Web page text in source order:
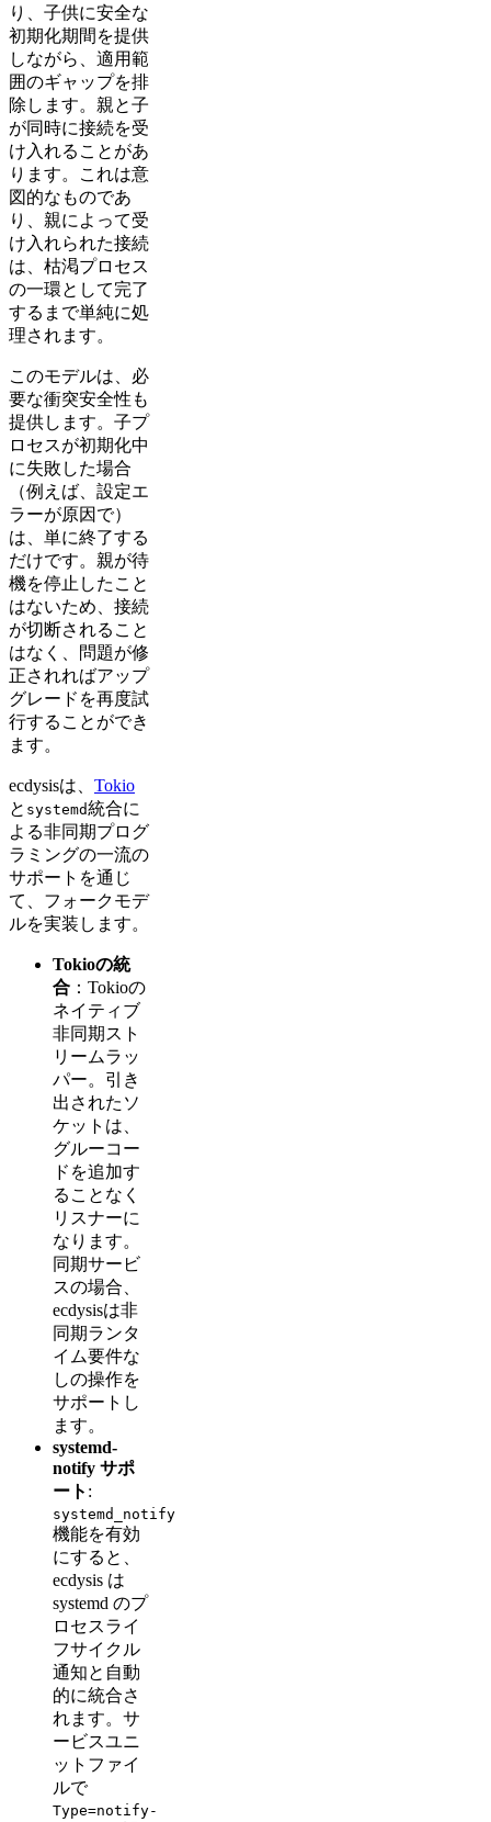
り、子供に安全な
初期化期間を提供
しながら、適用範
囲のギャップを排
除します。親と子
が同時に接続を受
け入れることがあ
ります。これは意
図的なものであ
り、親によって受
け入れられた接続
は、枯渇プロセス
の一環として完了
するまで単純に処
理されます。
このモデルは、必
要な衝突安全性も
提供します。子プ
ロセスが初期化中
に失敗した場合
（例えば、設定エ
ラーが原因で）
は、単に終了する
だけです。親が待
機を停止したこと
はないため、接続
が切断されること
はなく、問題が修
正されればアップ
グレードを再度試
行することができ
ます。
ecdysisは、 Tokio
と systemd統合に
よる非同期プログ
ラミングの一流の
サポートを通じ
て、フォークモデ
ルを実装します。
Tokioの統
合 ：Tokioの
ネイティブ
非同期スト
リームラッ
パー。引き
出されたソ
ケットは、
グルーコー
ドを追加す
ることなく
リスナーに
なります。
同期サービ
スの場合、
ecdysisは非
同期ランタ
イム要件な
しの操作を
サポートし
ます。
systemd-
notify サポ
ート :
systemd_notify
機能を有効
にすると、
ecdysis は
systemd のプ
ロセスライ
フサイクル
通知と自動
的に統合さ
れます。サ
ービスユニ
ットファイ
ルで
Type=notify-